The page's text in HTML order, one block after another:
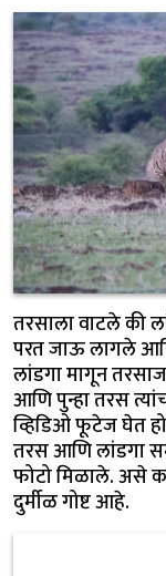
तरसाला वाटले की
परत जाऊ लागले
लांडगा मागून
आणि पुन्हा तरस
व्हिडिओ फूटेज घेत
तरस आणि लांडगा
फोटो मिळाले. असे
दुर्मीळ गोष्ट आहे.